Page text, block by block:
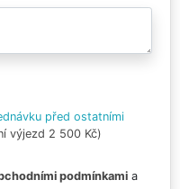
před ostatními
výjezd 2 500 Kč)
podmínkami a